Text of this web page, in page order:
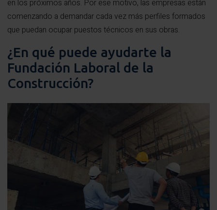
en los próximos años. Por ese motivo, las empresas están
comenzando a demandar cada vez más perfiles formados
que puedan ocupar puestos técnicos en sus obras.
¿En qué puede ayudarte la
Fundación Laboral de la
Construcción?